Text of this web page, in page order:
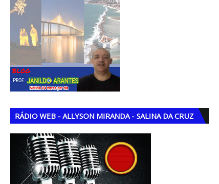
RÁDIO WEB - ALLYSON MIRANDA - SALINA DA CRUZ